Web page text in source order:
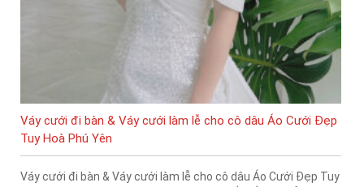
Váy cưới đi bàn & Váy cưới làm lễ cho cô dâu Áo Cưới Đẹp
Tuy Hoà Phú Yên
Váy cưới đi bàn & Váy cưới làm lễ cho cô dâu Áo Cưới Đẹp Tuy